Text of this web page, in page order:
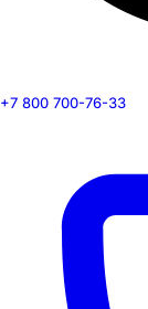
+7 800 700-76-33